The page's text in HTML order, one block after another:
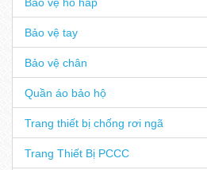
Bảo vệ tay
Bảo vệ chân
Quần áo bảo hộ
Trang thiết bị chống rơi ngã
Trang Thiết Bị PCCC